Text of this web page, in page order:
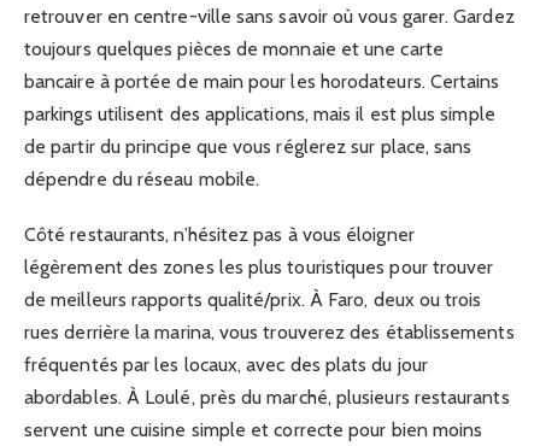
retrouver en centre-ville sans savoir où vous garer. Gardez
toujours quelques pièces de monnaie et une carte
bancaire à portée de main pour les horodateurs. Certains
parkings utilisent des applications, mais il est plus simple
de partir du principe que vous réglerez sur place, sans
dépendre du réseau mobile.
Côté restaurants, n’hésitez pas à vous éloigner
légèrement des zones les plus touristiques pour trouver
de meilleurs rapports qualité/prix. À Faro, deux ou trois
rues derrière la marina, vous trouverez des établissements
fréquentés par les locaux, avec des plats du jour
abordables. À Loulé, près du marché, plusieurs restaurants
servent une cuisine simple et correcte pour bien moins